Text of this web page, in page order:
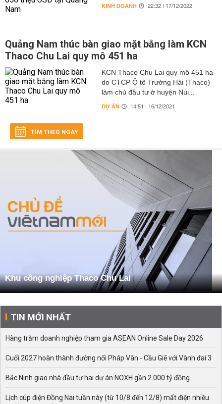
KINH DOANH 22:32 | 17/12/2022
Quảng Nam thúc bàn giao mặt bằng làm KCN
Thaco Chu Lai quy mô 451 ha
KCN Thaco Chu Lai quy mô 451 ha
do CTCP Ô tô Trường Hải (Thaco)
làm chủ đầu tư ở huyện Núi...
DỰ ÁN 14:51 | 16/12/2021
TÌM THEO NGÀY
Khu công nghiệp Thaco Chu Lai
TIN MỚI NHẤT
Hàng trăm doanh nghiệp tham gia ASEAN Online Sale Day 2026
Cuối 2027 hoàn thành đường nối Pháp Vân - Cầu Giẽ với Vành đai 3
Bắc Ninh giao nhà đầu tư hai dự án NOXH gần 2.000 tỷ đồng
Lịch cúp điện Đồng Nai tuần này (từ 10/8 đến 12/8) mất điện nhiều